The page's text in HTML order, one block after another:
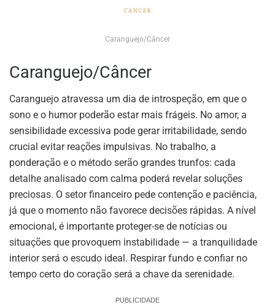
Caranguejo/Câncer
Caranguejo/Câncer
Caranguejo atravessa um dia de introspeção, em que o
sono e o humor poderão estar mais frágeis. No amor, a
sensibilidade excessiva pode gerar irritabilidade, sendo
crucial evitar reações impulsivas. No trabalho, a
ponderação e o método serão grandes trunfos: cada
detalhe analisado com calma poderá revelar soluções
preciosas. O setor financeiro pede contenção e paciência,
já que o momento não favorece decisões rápidas. A nível
emocional, é importante proteger-se de notícias ou
situações que provoquem instabilidade — a tranquilidade
interior será o escudo ideal. Respirar fundo e confiar no
tempo certo do coração será a chave da serenidade.
PUBLICIDADE